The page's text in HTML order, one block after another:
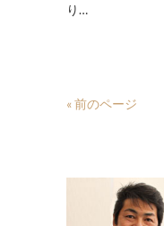
り…
« 前のページ